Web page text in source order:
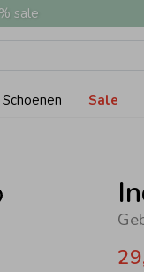
sale
Schoenen Sale